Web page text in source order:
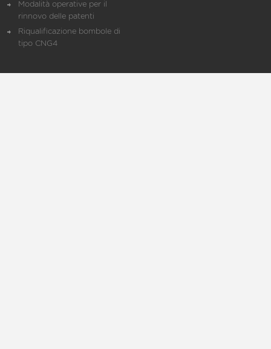
Modalità operative per il
rinnovo delle patenti
Riqualificazione bombole di
tipo CNG4